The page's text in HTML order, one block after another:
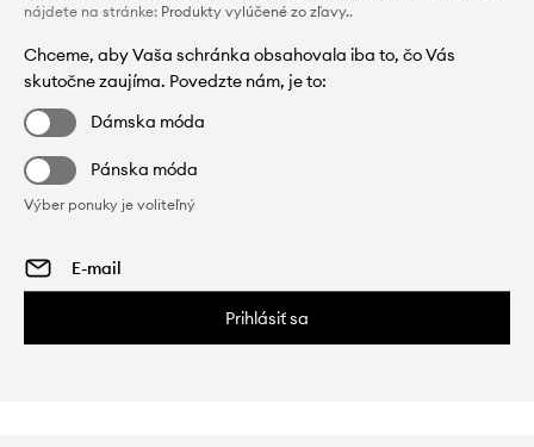
nájdete na stránke: Produkty vylúčené zo zľavy..
Chceme, aby Vaša schránka obsahovala iba to, čo Vás
skutočne zaujíma. Povedzte nám, je to:
Dámska móda
Pánska móda
Výber ponuky je voliteľný
Prihlásiť sa